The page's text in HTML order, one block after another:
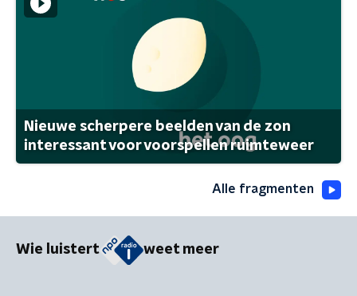
Nieuwe scherpere beelden van de zon
interessant voor voorspellen ruimteweer
Alle fragmenten
Wie luistert weet meer